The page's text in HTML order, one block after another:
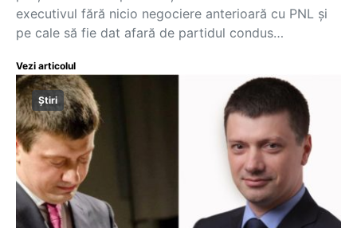
executivul fără nicio negociere anterioară cu PNL și
pe cale să fie dat afară de partidul condus…
Vezi articolul
Știri